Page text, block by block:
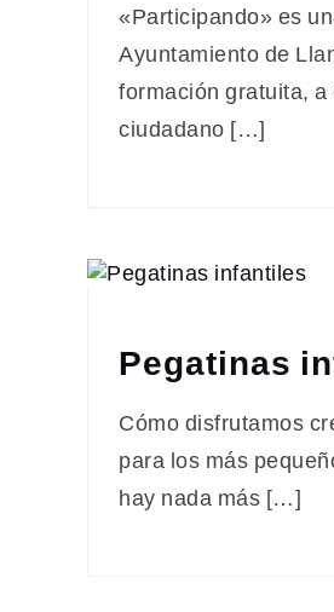
«Participando» es
Ayuntamiento de
formación gratuita, a
ciudadano […]
Pegatinas
Cómo disfrutamos
para los más
hay nada más […]